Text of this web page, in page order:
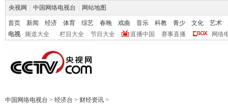
央视网 中国网络电视台 网站地图
首页 新闻 经济 体育 综艺 春晚 戏曲 音乐 科教 青少 文化
艺术
电视
频道大全 栏目大全 节目大全 直播中国 赛事直播 网络
中国网络电视台 > 经济台 > 财经资讯 >